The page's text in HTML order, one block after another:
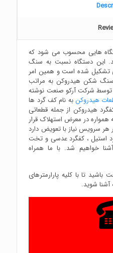
هایی محسوب می شود که
این دستگاه نسبت به سنگ
تشکیل شده است و همین امر
شکن هیدروکن به مراتب
توسط شرکت آرکو صنعت نوشته
هیدروکنبه نام کف گرد ها
هیدروکن از جمله قطعاتی
در معرض استهلاک قرار
هر سرویس نیاز با تعویض دارد
استیل ، کفگرد عدسی و تخت
خواهیم شد. با ما همراه
تا با کلیه پارارمترهای
آشنا شوید.